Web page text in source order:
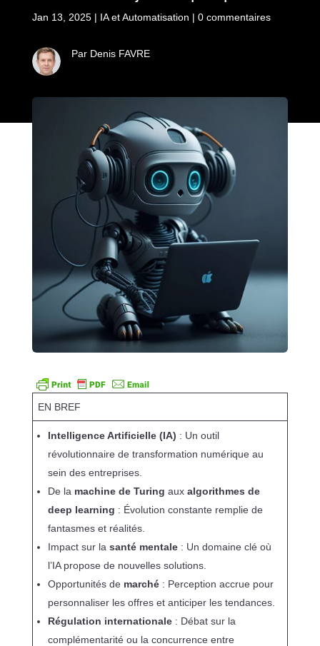
Jan 13, 2025| IA et Automatisation | 0 commentaires
Par Denis FAVRE
EN BREF
Intelligence Artificielle (IA) : Un outil
révolutionnaire de transformation numérique au
sein des entreprises.
De la machine de Turing aux algorithmes de
deep learning : Évolution constante remplie de
fantasmes et réalités.
Impact sur la santé mentale: Un domaine clé où
l’IA propose de nouvelles solutions.
Opportunités de marché: Perception accrue pour
personnaliser les offres et anticiper les tendances.
Régulation internationale: Débat sur la
complémentarité ou la concurrence entre